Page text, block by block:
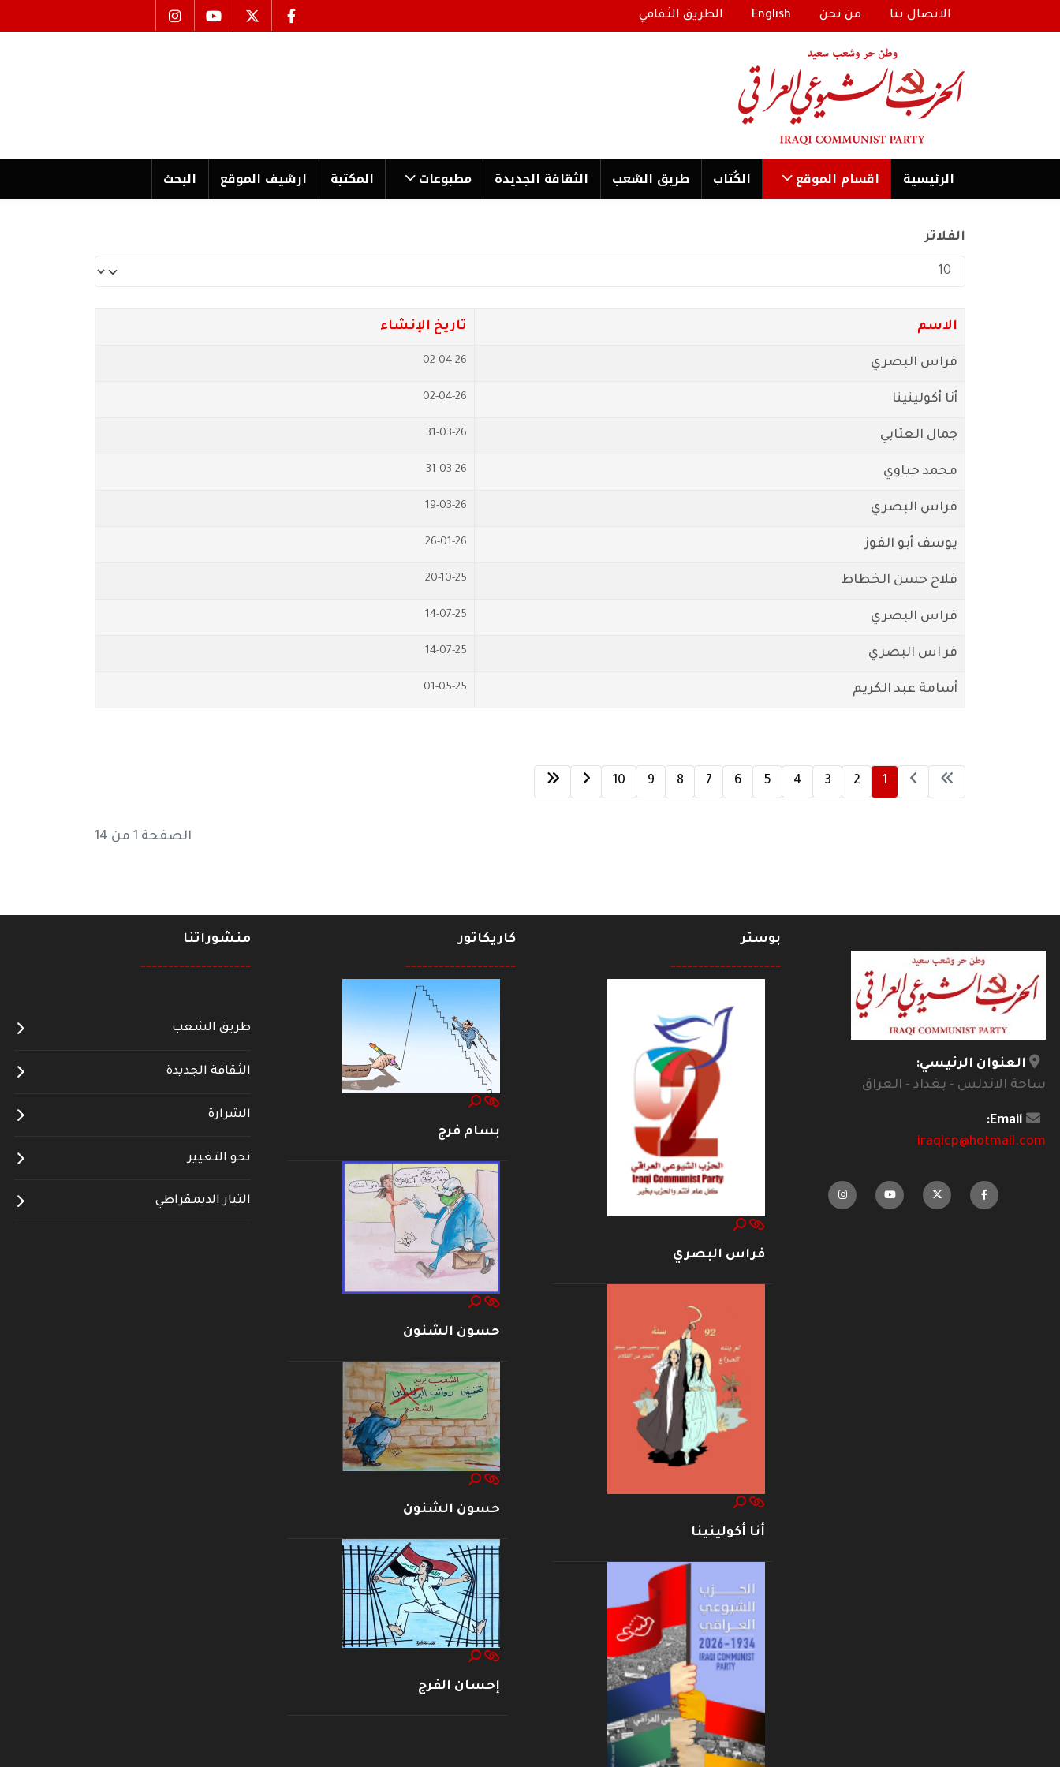
الاتصال بنا من نحن English الطريق الثقافي
الرئیسية اقسام الموقع الكُتاب طریق الشعب الثقافة الجدیدة مطبوعات المكتبة ارشیف الموقع البحث
الفلاتر
عدد الإظهارات:
الاسم تاريخ الإنشاء
فراس البصري 02-04-26
أنا أكولينينا 02-04-26
جمال العتابي 31-03-26
محمد حياوي 31-03-26
فراس البصري 19-03-26
يوسف أبو الفوز 26-01-26
فلاح حسن الخطاط 20-10-25
فراس البصري 14-07-25
فر اس البصري 14-07-25
أسامة عبد الكريم 01-05-25
1
2
3
4
5
6
7
8
9
10
الصفحة 1 من 14
العنوان الرئيسي:
ساحة الاندلس - بغداد - العراق
Email:
iraqicp@hotmail.com
بوستر
--------------------
فراس البصري
أنا أكولينينا
كاريكاتور
--------------------
بسام فرج
حسون الشنون
حسون الشنون
إحسان الفرج
منشوراتنا
--------------------
طريق الشعب
الثقافة الجديدة
الشرارة
نحو التغيير
التيار الديمقراطي